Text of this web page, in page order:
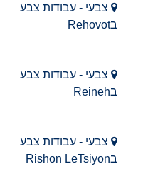
צבעי - עבודות צבע
בRehovot
צבעי - עבודות צבע
בReineh
צבעי - עבודות צבע
בRishon LeTsiyon